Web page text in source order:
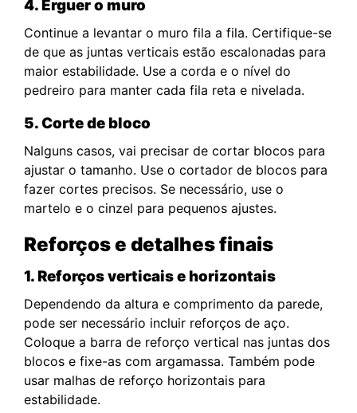
4. Erguer o muro
Continue a levantar o muro fila a fila. Certifique-se
de que as juntas verticais estão escalonadas para
maior estabilidade. Use a corda e o nível do
pedreiro para manter cada fila reta e nivelada.
5. Corte de bloco
Nalguns casos, vai precisar de cortar blocos para
ajustar o tamanho. Use o cortador de blocos para
fazer cortes precisos. Se necessário, use o
martelo e o cinzel para pequenos ajustes.
Reforços e detalhes finais
1. Reforços verticais e horizontais
Dependendo da altura e comprimento da parede,
pode ser necessário incluir reforços de aço.
Coloque a barra de reforço vertical nas juntas dos
blocos e fixe-as com argamassa. Também pode
usar malhas de reforço horizontais para
estabilidade.